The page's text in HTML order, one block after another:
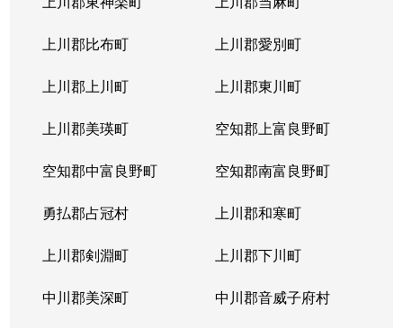
上川郡比布町 上川郡愛別町
上川郡上川町 上川郡東川町
上川郡美瑛町 空知郡上富良野町
空知郡中富良野町 空知郡南富良野町
勇払郡占冠村 上川郡和寒町
上川郡剣淵町 上川郡下川町
中川郡美深町 中川郡音威子府村